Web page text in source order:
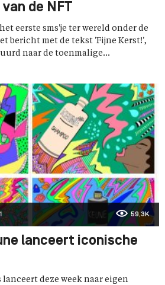
de NFT
eerste sms'je ter wereld onder de
bericht met de tekst 'Fijne Kerst!',
naar de toenmalige...
59,3K
lanceert iconische
deze week naar eigen